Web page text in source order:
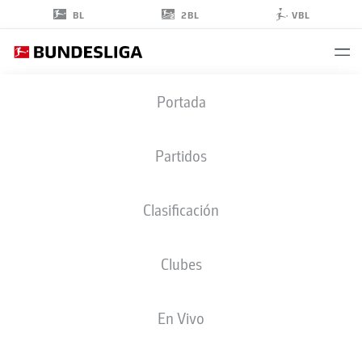
BL 2BL VBL
Portada
Partidos
Clasificación
Clubes
En Vivo